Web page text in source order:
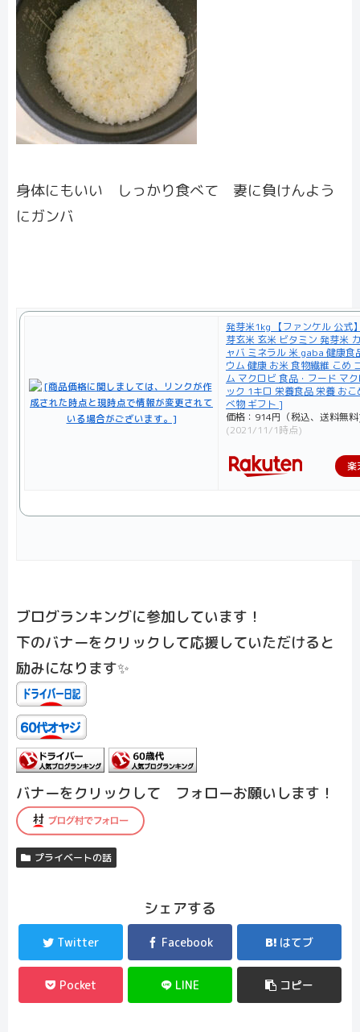
身体にもいい しっかり食べて 妻に負けんよう
にガンバ
発芽米1kg 【ファンケル 公式
芽玄米 玄米 ビタミン 発芽米
ャバ ミネラル 米 gaba 健康食
ウム 健康 お米 食物繊維 こめ
ム マクロビ 食品・フード マ
ック 1キロ 栄養食品 栄養 お
べ物 ギフト ]
価格：914円（税込、送料無
(2021/11/1時点)
楽
ブログランキングに参加しています！
下のバナーをクリックして応援していただけると
励みになります✨
バナーをクリックして フォローお願いします！
プライベートの話
シェアする
Twitter Facebook はてブ
Pocket LINE コピー